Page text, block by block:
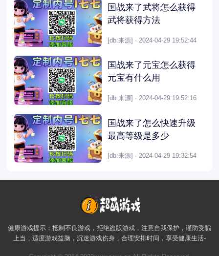
国战来了武将怎么获得
武将获得方法
[db:来源] · 2024-04-29 19:52:44
国战来了元宝怎么获得
元宝有什么用
[db:来源] · 2024-04-29 19:52:16
国战来了怎么快速升级
最高等级是多少
[db:来源] · 2024-04-29 19:32:54
健康游戏提示：抵制不良游戏，拒绝盗版游戏，注意自我保护，谨防受骗
上当，适度游戏益脑，沉迷游戏伤身，合理安排时间，享受健康生活-